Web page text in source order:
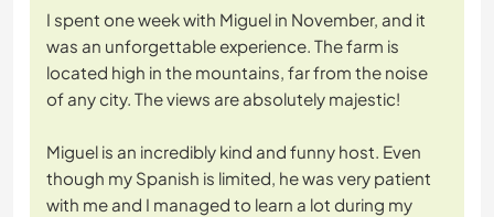
I spent one week with Miguel in November, and it
was an unforgettable experience. The farm is
located high in the mountains, far from the noise
of any city. The views are absolutely majestic!
Miguel is an incredibly kind and funny host. Even
though my Spanish is limited, he was very patient
with me and I managed to learn a lot during my